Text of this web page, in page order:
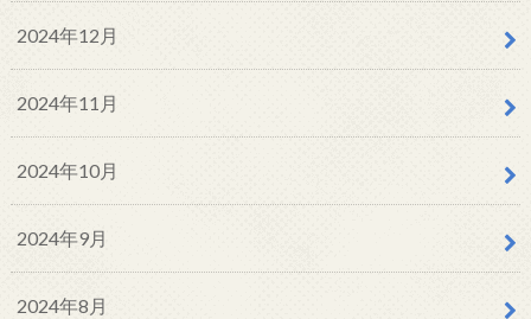
2024年12月
2024年11月
2024年10月
2024年9月
2024年8月